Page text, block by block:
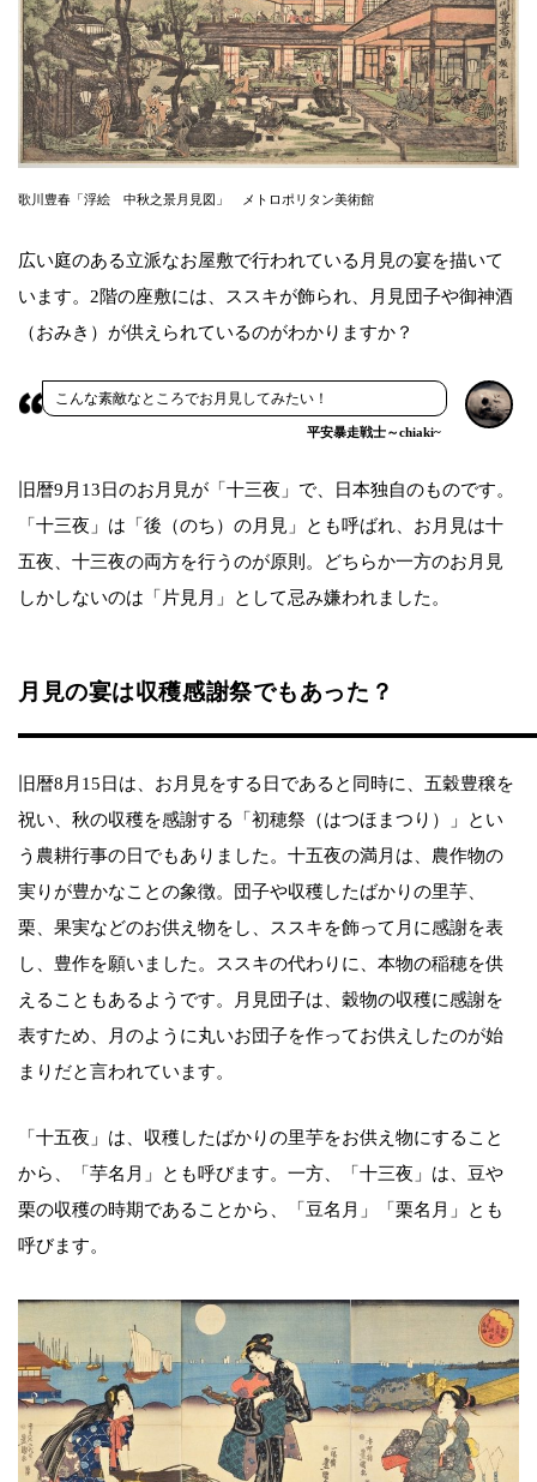
歌川豊春「浮絵 中秋之景月見図」 メトロポリタン美術館
広い庭のある立派なお屋敷で行われている月見の宴を描いて
います。2階の座敷には、ススキが飾られ、月見団子や御神酒
（おみき）が供えられているのがわかりますか？
こんな素敵なところでお月見してみたい！
平安暴走戦士～chiaki~
旧暦9月13日のお月見が「十三夜」で、日本独自のものです。
「十三夜」は「後（のち）の月見」とも呼ばれ、お月見は十
五夜、十三夜の両方を行うのが原則。どちらか一方のお月見
しかしないのは「片見月」として忌み嫌われました。
月見の宴は収穫感謝祭でもあった？
旧暦8月15日は、お月見をする日であると同時に、五穀豊穣を
祝い、秋の収穫を感謝する「初穂祭（はつほまつり）」とい
う農耕行事の日でもありました。十五夜の満月は、農作物の
実りが豊かなことの象徴。団子や収穫したばかりの里芋、
栗、果実などのお供え物をし、ススキを飾って月に感謝を表
し、豊作を願いました。ススキの代わりに、本物の稲穂を供
えることもあるようです。月見団子は、穀物の収穫に感謝を
表すため、月のように丸いお団子を作ってお供えしたのが始
まりだと言われています。
「十五夜」は、収穫したばかりの里芋をお供え物にすること
から、「芋名月」とも呼びます。一方、「十三夜」は、豆や
栗の収穫の時期であることから、「豆名月」「栗名月」とも
呼びます。